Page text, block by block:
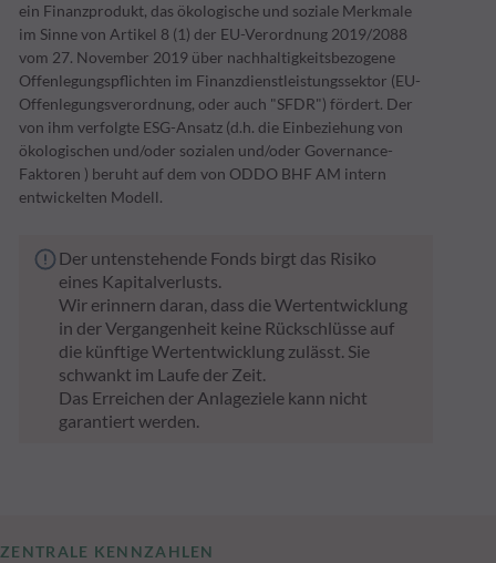
ein Finanzprodukt, das ökologische und soziale Merkmale
im Sinne von Artikel 8 (1) der EU-Verordnung 2019/2088
vom 27. November 2019 über nachhaltigkeitsbezogene
Offenlegungspflichten im Finanzdienstleistungssektor (EU-
Offenlegungsverordnung, oder auch "SFDR") fördert. Der
von ihm verfolgte ESG-Ansatz (d.h. die Einbeziehung von
ökologischen und/oder sozialen und/oder Governance-
Faktoren ) beruht auf dem von ODDO BHF AM intern
entwickelten Modell.
Der untenstehende Fonds birgt das Risiko
eines Kapitalverlusts.
Wir erinnern daran, dass die Wertentwicklung
in der Vergangenheit keine Rückschlüsse auf
die künftige Wertentwicklung zulässt. Sie
schwankt im Laufe der Zeit.
Das Erreichen der Anlageziele kann nicht
garantiert werden.
ZENTRALE KENNZAHLEN